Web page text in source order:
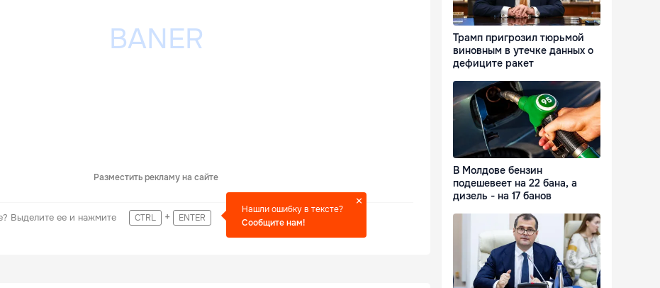
Разместить рекламу на сайте
Выделите ее и нажмите CTRL + ENTER
Нашли ошибку в тексте?
Сообщите нам!
Трамп пригрозил тюрьмой
виновным в утечке данных о
дефиците ракет
В Молдове бензин
подешевеет на 22 бана, а
дизель - на 17 банов